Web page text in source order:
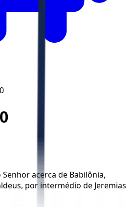
acerca de Babilônia,
por intermédio de Jeremias